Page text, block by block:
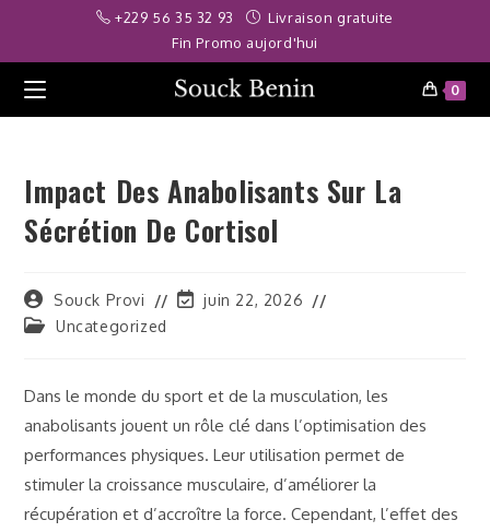
grandpashabetstake Galabet Padişahbetgrandpashabet
content
+229 56 35 32 93
Livraison gratuite
Fin Promo aujord'hui
0
Impact Des Anabolisants Sur La
Sécrétion De Cortisol
Auteur/autrice
de
Souck Provi
Dernière
juin 22, 2026
PostUncategorized
Dans le monde du sport et de la musculation, les
anabolisants jouent un rôle clé dans l’optimisation des
performances physiques. Leur utilisation permet de
stimuler la croissance musculaire, d’améliorer la
récupération et d’accroître la force. Cependant, l’effet des